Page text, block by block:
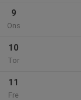
9
Ons
10
Tor
11
Fre